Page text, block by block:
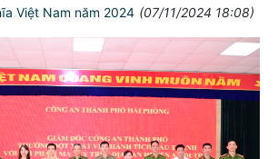
Việt Nam năm 2024 (07/11/2024 18:08)
TƯ CÁCH
CÔNG AN CÁCH MỆNH LÀ: